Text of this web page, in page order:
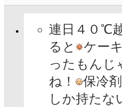
連日４０℃
ると
ケー
ったもんじ
ね！
保冷
しか持たな